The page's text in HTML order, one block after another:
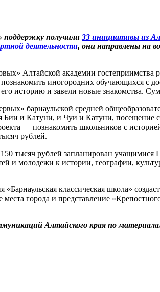
поддержку получили 33 инициативы из
деятельности, они направлены на
Алтайской академии гостеприимства
иногородних обучающихся с
историю и завели новые знакомства.
барнаульской средней
и Катуни, и Чуи и Катуни, посещение
— познакомить школьников с
рублей.
тысяч рублей запланирован
и молодежи к истории, географии,
классическая школа» создаст
города и представление
Алтайского края по